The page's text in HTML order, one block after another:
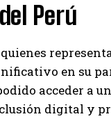
Perú
quienes
en su
acceder a un
digital y